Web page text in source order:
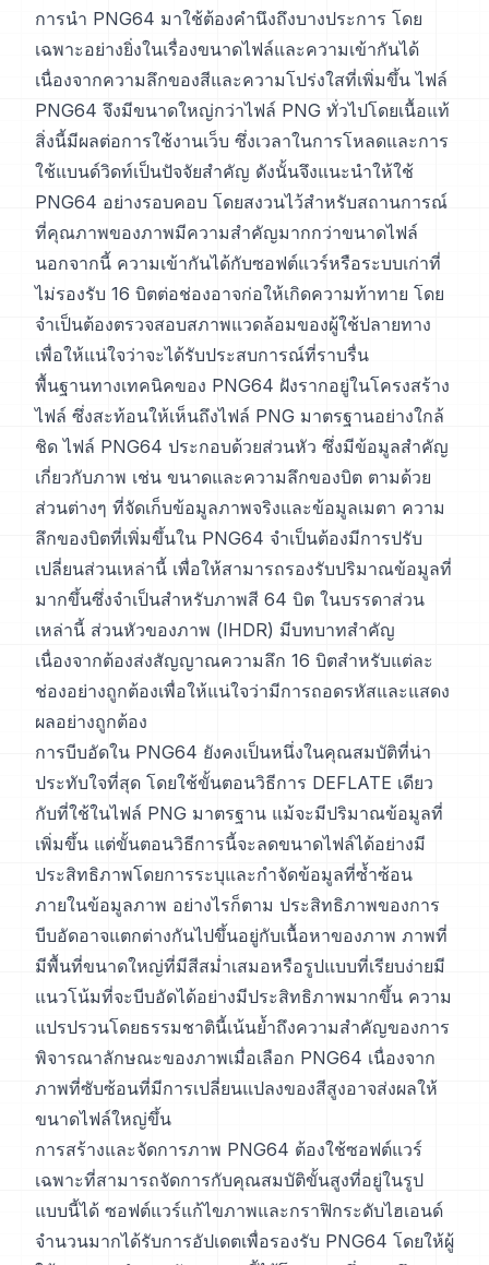
การนำ PNG64 มาใช้ต้องคำนึงถึงบางประการ โดย
เฉพาะอย่างยิ่งในเรื่องขนาดไฟล์และความเข้ากันได้
เนื่องจากความลึกของสีและความโปร่งใสที่เพิ่มขึ้น ไฟล์
PNG64 จึงมีขนาดใหญ่กว่าไฟล์ PNG ทั่วไปโดยเนื้อแท้
สิ่งนี้มีผลต่อการใช้งานเว็บ ซึ่งเวลาในการโหลดและการ
ใช้แบนด์วิดท์เป็นปัจจัยสำคัญ ดังนั้นจึงแนะนำให้ใช้
PNG64 อย่างรอบคอบ โดยสงวนไว้สำหรับสถานการณ์
ที่คุณภาพของภาพมีความสำคัญมากกว่าขนาดไฟล์
นอกจากนี้ ความเข้ากันได้กับซอฟต์แวร์หรือระบบเก่าที่
ไม่รองรับ 16 บิตต่อช่องอาจก่อให้เกิดความท้าทาย โดย
จำเป็นต้องตรวจสอบสภาพแวดล้อมของผู้ใช้ปลายทาง
เพื่อให้แน่ใจว่าจะได้รับประสบการณ์ที่ราบรื่น
พื้นฐานทางเทคนิคของ PNG64 ฝังรากอยู่ในโครงสร้าง
ไฟล์ ซึ่งสะท้อนให้เห็นถึงไฟล์ PNG มาตรฐานอย่างใกล้
ชิด ไฟล์ PNG64 ประกอบด้วยส่วนหัว ซึ่งมีข้อมูลสำคัญ
เกี่ยวกับภาพ เช่น ขนาดและความลึกของบิต ตามด้วย
ส่วนต่างๆ ที่จัดเก็บข้อมูลภาพจริงและข้อมูลเมตา ความ
ลึกของบิตที่เพิ่มขึ้นใน PNG64 จำเป็นต้องมีการปรับ
เปลี่ยนส่วนเหล่านี้ เพื่อให้สามารถรองรับปริมาณข้อมูลที่
มากขึ้นซึ่งจำเป็นสำหรับภาพสี 64 บิต ในบรรดาส่วน
เหล่านี้ ส่วนหัวของภาพ (IHDR) มีบทบาทสำคัญ
เนื่องจากต้องส่งสัญญาณความลึก 16 บิตสำหรับแต่ละ
ช่องอย่างถูกต้องเพื่อให้แน่ใจว่ามีการถอดรหัสและแสดง
ผลอย่างถูกต้อง
การบีบอัดใน PNG64 ยังคงเป็นหนึ่งในคุณสมบัติที่น่า
ประทับใจที่สุด โดยใช้ขั้นตอนวิธีการ DEFLATE เดียว
กับที่ใช้ในไฟล์ PNG มาตรฐาน แม้จะมีปริมาณข้อมูลที่
เพิ่มขึ้น แต่ขั้นตอนวิธีการนี้จะลดขนาดไฟล์ได้อย่างมี
ประสิทธิภาพโดยการระบุและกำจัดข้อมูลที่ซ้ำซ้อน
ภายในข้อมูลภาพ อย่างไรก็ตาม ประสิทธิภาพของการ
บีบอัดอาจแตกต่างกันไปขึ้นอยู่กับเนื้อหาของภาพ ภาพที่
มีพื้นที่ขนาดใหญ่ที่มีสีสม่ำเสมอหรือรูปแบบที่เรียบง่ายมี
แนวโน้มที่จะบีบอัดได้อย่างมีประสิทธิภาพมากขึ้น ความ
แปรปรวนโดยธรรมชาตินี้เน้นย้ำถึงความสำคัญของการ
พิจารณาลักษณะของภาพเมื่อเลือก PNG64 เนื่องจาก
ภาพที่ซับซ้อนที่มีการเปลี่ยนแปลงของสีสูงอาจส่งผลให้
ขนาดไฟล์ใหญ่ขึ้น
การสร้างและจัดการภาพ PNG64 ต้องใช้ซอฟต์แวร์
เฉพาะที่สามารถจัดการกับคุณสมบัติขั้นสูงที่อยู่ในรูป
แบบนี้ได้ ซอฟต์แวร์แก้ไขภาพและกราฟิกระดับไฮเอนด์
จำนวนมากได้รับการอัปเดตเพื่อรองรับ PNG64 โดยให้ผู้